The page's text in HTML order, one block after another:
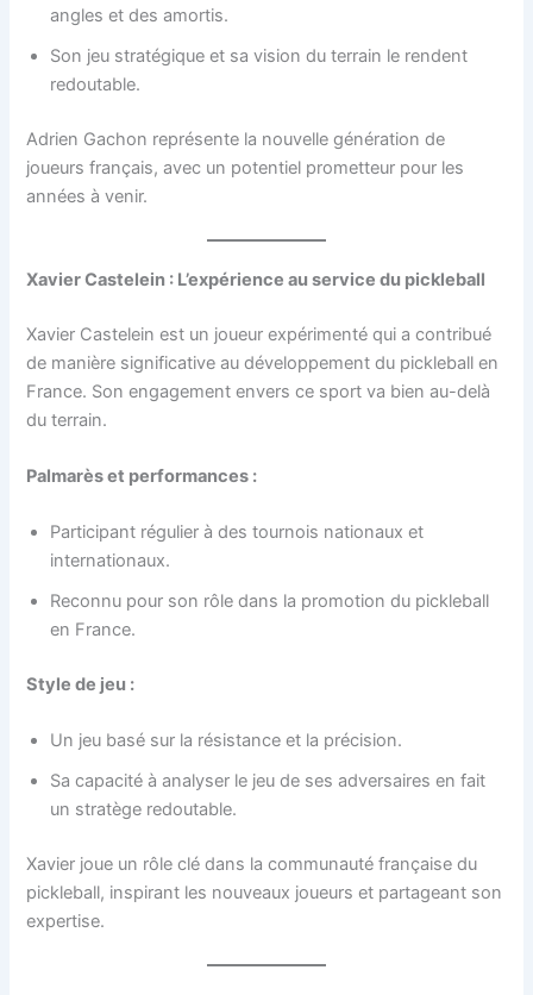
angles et des amortis.
Son jeu stratégique et sa vision du terrain le rendent
redoutable.
Adrien Gachon représente la nouvelle génération de
joueurs français, avec un potentiel prometteur pour les
années à venir.
Xavier Castelein : L’expérience au service du pickleball
Xavier Castelein est un joueur expérimenté qui a contribué
de manière significative au développement du pickleball en
France. Son engagement envers ce sport va bien au-delà
du terrain.
Palmarès et performances :
Participant régulier à des tournois nationaux et
internationaux.
Reconnu pour son rôle dans la promotion du pickleball
en France.
Style de jeu :
Un jeu basé sur la résistance et la précision.
Sa capacité à analyser le jeu de ses adversaires en fait
un stratège redoutable.
Xavier joue un rôle clé dans la communauté française du
pickleball, inspirant les nouveaux joueurs et partageant son
expertise.